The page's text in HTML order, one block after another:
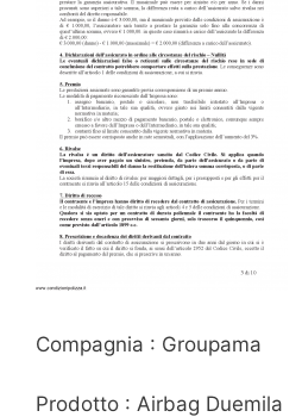
Compagnia : Groupama
Prodotto : Airbag Duemila